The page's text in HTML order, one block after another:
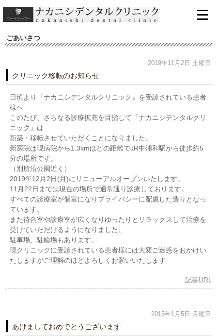
ごあいさつ
2019年11月2日 土曜日
クリニック移転のお知らせ
日頃より『ナカニシデンタルクリニック』を受診されている患者
様へ
このたび、さらなる診療拡充を目指して『ナカニシデンタルクリ
ニック』は
新築・移転させていただくことになりました。
新医院は現病院から1.3kmほどの距離でJR中浦和駅から徒歩約5
分の場所です。
（別所沼公園近く）
2019年12月2日(月)にリニューアルオープンいたします。
11月22日までは現在の場所で通常通り診療しております。
すべての診療室が個室になりプライバシーに配慮した造りとなっ
ています。
また待合室や診療室が広くなりゆったりとリラックスして治療を
受けていただけるようになりました。
駐車場、駐輪場もあります。
現クリニックに受診されている患者様には大変ご迷惑をおかけい
たしますがご理解のほどよろしくお願いいたします
記事URL
2015年1月5日 月曜日
あけましておめでとうございます